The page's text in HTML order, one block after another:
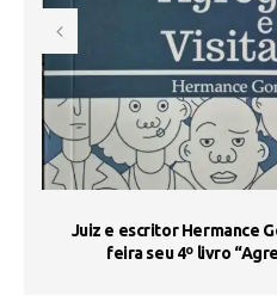
Juiz e escritor Hermance
feira seu 4º livro